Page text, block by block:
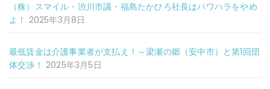
（株）スマイル・渋川市議・福島たかひろ社長はパワハラをやめ
よ！ 2025年3月8日
最低賃金は介護事業者が支払え！～梁瀬の郷（安中市）と第1回団
体交渉！ 2025年3月5日